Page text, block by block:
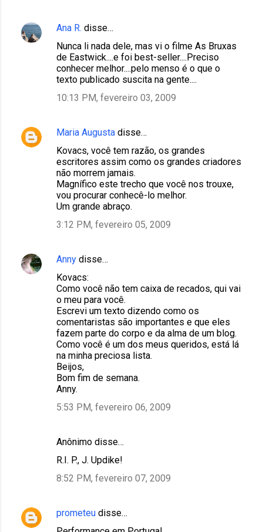
Ana R. disse…
Nunca li nada dele, mas vi o filme As Bruxas
de Eastwick....e foi best-seller....Preciso
conhecer melhor....pelo menso é o que o
texto publicado suscita na gente....
10:13 PM, fevereiro 03, 2009
Maria Augusta disse…
Kovacs, você tem razão, os grandes
escritores assim como os grandes criadores
não morrem jamais.
Magnífico este trecho que você nos trouxe,
vou procurar conhecê-lo melhor.
Um grande abraço.
3:12 PM, fevereiro 05, 2009
Anny disse…
Kovacs:
Como você não tem caixa de recados, qui vai
o meu para você.
Escrevi um texto dizendo como os
comentaristas são importantes e que eles
fazem parte do corpo e da alma de um blog.
Como você é um dos meus queridos, está lá
na minha preciosa lista.
Beijos,
Bom fim de semana.
Anny.
5:53 PM, fevereiro 06, 2009
Anônimo disse…
R.I. P., J. Updike!
8:52 PM, fevereiro 07, 2009
prometeu disse…